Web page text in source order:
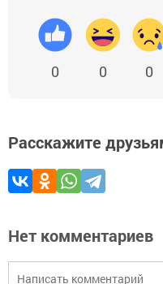
0 0 0
Расскажите
Нет комментариев